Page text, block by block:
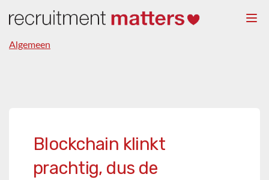
Algemeen
Blockchain klinkt
prachtig, dus de